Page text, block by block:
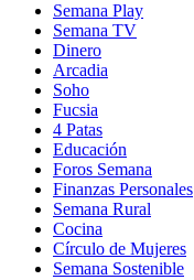
Semana Play
Semana TV
Dinero
Arcadia
Soho
in
new
window
Fucsia
in
new
window
4 Patas
Educación
Foros Semana
Finanzas Personales
Semana Rural
Cocina
Círculo de Mujeres
Semana Sostenible